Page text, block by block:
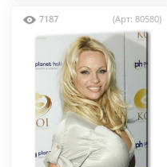
7187 (Арт: 80580)